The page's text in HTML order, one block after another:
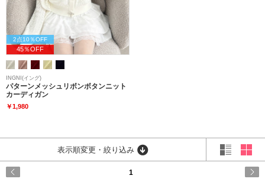
2点10％OFF
45％OFF
INGNI(イング)
パターンメッシュリボンボタンニット
カーディガン
￥1,980
表示順変更・絞り込み
1